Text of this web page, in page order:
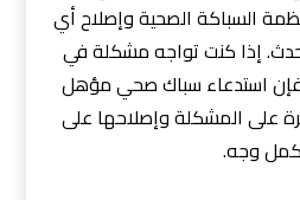
السباكة الصحية وإصلاح أي
إذا كنت تواجه مشكلة في
فإن استدعاء سباك صحي مؤهل
على المشكلة وإصلاحها على
وجه.